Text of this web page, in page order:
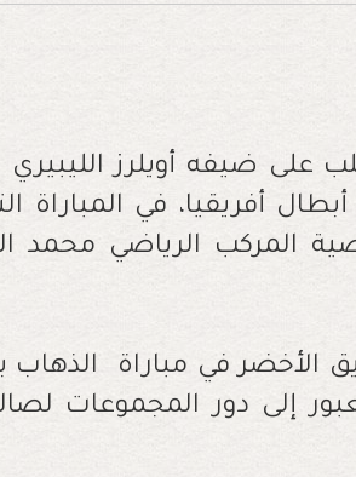
أفريقيا، في المباراة
المركب الرياضي محمد
الأخضر في مباراة الذهاب
إلى دور المجموعات